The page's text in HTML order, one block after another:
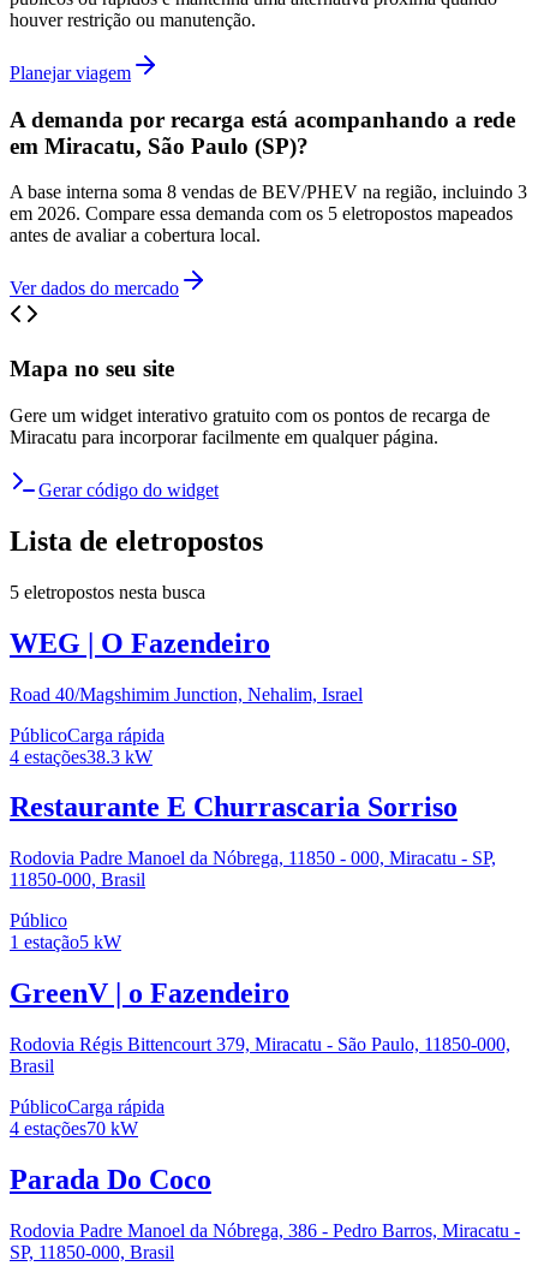
houver restrição ou manutenção.
Planejar viagem
A demanda por recarga está acompanhando a rede
em Miracatu, São Paulo (SP)?
A base interna soma 8 vendas de BEV/PHEV na região, incluindo 3
em 2026. Compare essa demanda com os 5 eletropostos mapeados
antes de avaliar a cobertura local.
Ver dados do mercado
Mapa no seu site
Gere um widget interativo gratuito com os pontos de recarga de
Miracatu para incorporar facilmente em qualquer página.
Gerar código do widget
Lista de eletropostos
5 eletropostos nesta busca
WEG | O Fazendeiro
Road 40/Magshimim Junction, Nehalim, Israel
PúblicoCarga rápida
4 estações38.3 kW
Restaurante E Churrascaria Sorriso
Rodovia Padre Manoel da Nóbrega, 11850 - 000, Miracatu - SP,
11850-000, Brasil
Público
1 estação5 kW
GreenV | o Fazendeiro
Rodovia Régis Bittencourt 379, Miracatu - São Paulo, 11850-000,
Brasil
PúblicoCarga rápida
4 estações70 kW
Parada Do Coco
Rodovia Padre Manoel da Nóbrega, 386 - Pedro Barros, Miracatu -
SP, 11850-000, Brasil